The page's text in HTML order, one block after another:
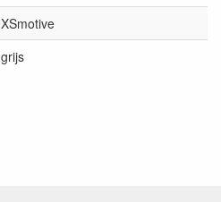
XSmotive
grijs